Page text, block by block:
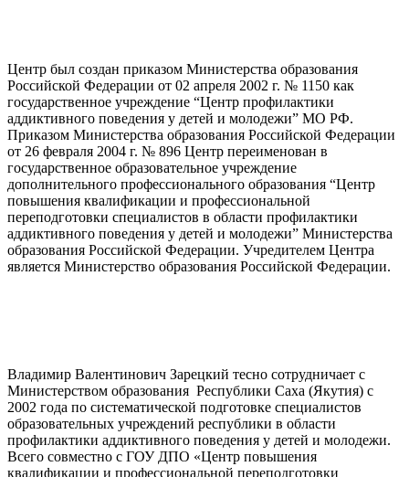
Центр был создан приказом Министерства образования
Российской Федерации от 02 апреля 2002 г. № 1150 как
государственное учреждение “Центр профилактики
аддиктивного поведения у детей и молодежи” МО РФ.
Приказом Министерства образования Российской Федерации
от 26 февраля 2004 г. № 896 Центр переименован в
государственное образовательное учреждение
дополнительного профессионального образования “Центр
повышения квалификации и профессиональной
переподготовки специалистов в области профилактики
аддиктивного поведения у детей и молодежи” Министерства
образования Российской Федерации. Учредителем Центра
является Министерство образования Российской Федерации.
Владимир Валентинович Зарецкий тесно сотрудничает с
Министерством образования Республики Саха (Якутия) с
2002 года по систематической подготовке специалистов
образовательных учреждений республики в области
профилактики аддиктивного поведения у детей и молодежи.
Всего совместно с ГОУ ДПО «Центр повышения
квалификации и профессиональной переподготовки